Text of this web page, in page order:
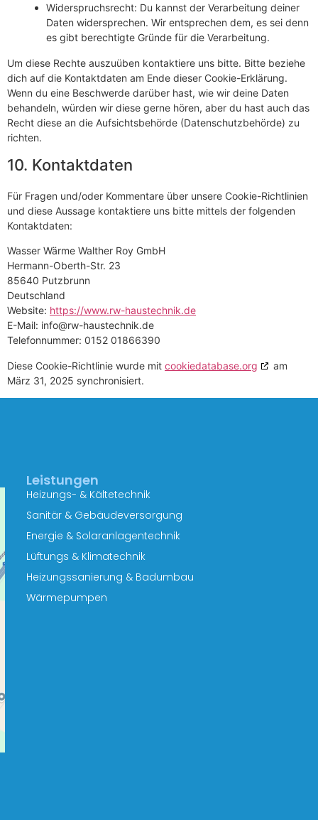
Widerspruchsrecht: Du kannst der Verarbeitung deiner
Daten widersprechen. Wir entsprechen dem, es sei denn
es gibt berechtigte Gründe für die Verarbeitung.
Um diese Rechte auszuüben kontaktiere uns bitte. Bitte beziehe
dich auf die Kontaktdaten am Ende dieser Cookie-Erklärung.
Wenn du eine Beschwerde darüber hast, wie wir deine Daten
behandeln, würden wir diese gerne hören, aber du hast auch das
Recht diese an die Aufsichtsbehörde (Datenschutzbehörde) zu
richten.
10. Kontaktdaten
Für Fragen und/oder Kommentare über unsere Cookie-Richtlinien
und diese Aussage kontaktiere uns bitte mittels der folgenden
Kontaktdaten:
Wasser Wärme Walther Roy GmbH
Hermann-Oberth-Str. 23
85640 Putzbrunn
Deutschland
Website: https://www.rw-haustechnik.de
E-Mail: info@rw-haustechnik.de
Telefonnummer: 0152 01866390
Diese Cookie-Richtlinie wurde mit cookiedatabase.org
am
März 31, 2025 synchronisiert.
Leistungen
Heizungs- & Kältetechnik
Sanitär & Gebäudeversorgung
Energie & Solaranlagentechnik
Lüftungs & Klimatechnik
Heizungssanierung & Badumbau
Wärmepumpen